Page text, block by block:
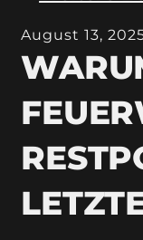
August 13,